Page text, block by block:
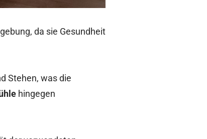
da sie Gesundheit
Stehen, was die
hingegen